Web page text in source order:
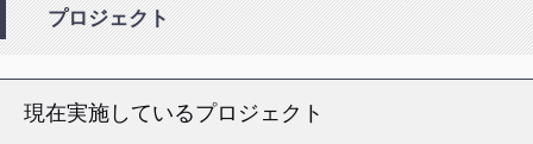
プロジェクト
現在実施しているプロジェクト